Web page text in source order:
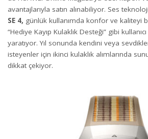
avantajlarıyla satın alınabiliyor. Ses
SE 4, günlük kullanımda konfor ve kaliteyi
“Hediye Kayıp Kulaklık Desteği” gibi
yaratıyor. Yıl sonunda kendini veya
isteyenler için ikinci kulaklık alımlarında
dikkat çekiyor.